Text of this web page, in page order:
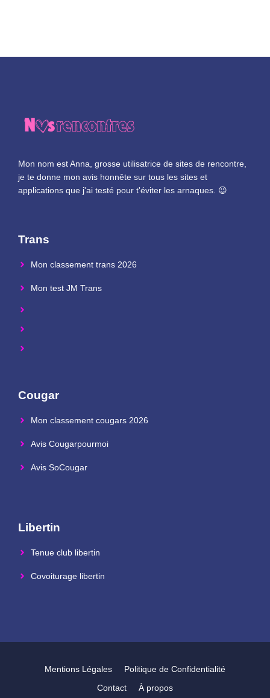
Mon nom est Anna, grosse utilisatrice de sites de rencontre,
je te donne mon avis honnête sur tous les sites et
applications que j'ai testé pour t'éviter les arnaques. 😉
Trans
Mon classement trans 2026
Mon test JM Trans
Cougar
Mon classement cougars 2026
Avis Cougarpourmoi
Avis SoCougar
Libertin
Tenue club libertin
Covoiturage libertin
Mentions Légales
Politique de Confidentialité
Contact
À propos